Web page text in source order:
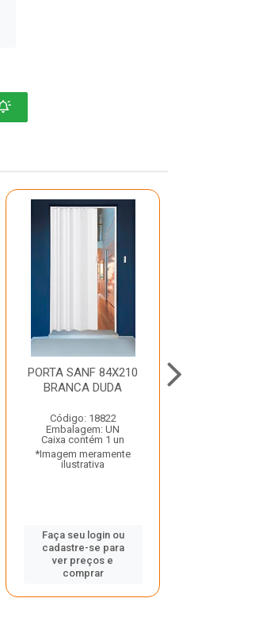
PORTA SANF 84X210
BRANCA DUDA
Código: 18822
Embalagem: UN
Caixa contém 1 un
*Imagem meramente
ilustrativa
Faça seu login ou
cadastre-se para
ver preços e
comprar